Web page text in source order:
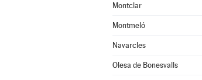
Montclar
Montmeló
Navarcles
Olesa de Bonesvalls